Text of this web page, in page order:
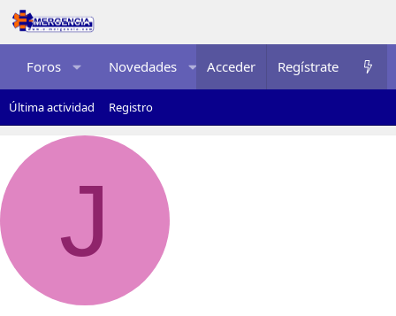
Foros Novedades Multimedia Recursos
Acceder Regístrate
Última actividad Registro
J